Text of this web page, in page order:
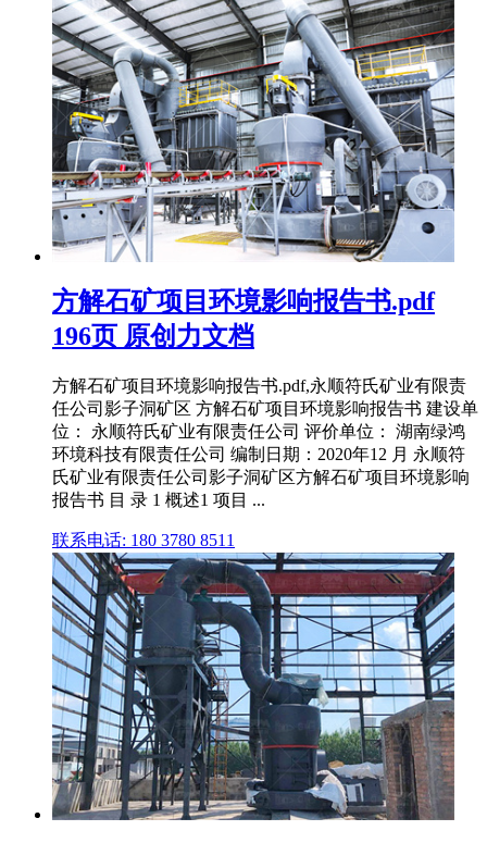
方解石矿项目环境影响报告书.pdf
196页 原创力文档
方解石矿项目环境影响报告书.pdf,永顺符氏矿业有限责
任公司影子洞矿区 方解石矿项目环境影响报告书 建设单
位： 永顺符氏矿业有限责任公司 评价单位： 湖南绿鸿
环境科技有限责任公司 编制日期：2020年12 月 永顺符
氏矿业有限责任公司影子洞矿区方解石矿项目环境影响
报告书 目 录 1 概述1 项目 ...
联系电话: 180 3780 8511